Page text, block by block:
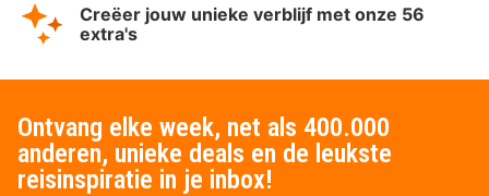
Creëer jouw unieke verblijf met onze 56
extra's
Ontvang elke week, net als 400.000
anderen, unieke deals en de leukste
reisinspiratie in je inbox!